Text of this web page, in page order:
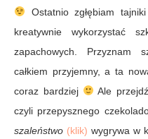
Ostatnio zgłębiam
kreatywnie wykorzystać
zapachowych. Przyznam
całkiem przyjemny, a ta
coraz bardziej
Ale
czyli przepysznego
szaleństwo (klik) wygrywa w